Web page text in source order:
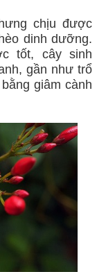
chịu được
dinh dưỡng.
tốt, cây sinh
gần như trổ
giâm cành